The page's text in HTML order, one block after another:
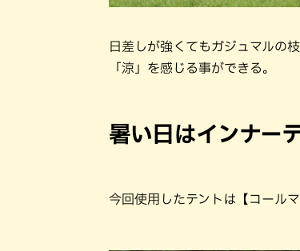
日差しが強くてもガジュマルの
「涼」を感じる事ができる。
暑い日はインナー
今回使用したテントは【コール